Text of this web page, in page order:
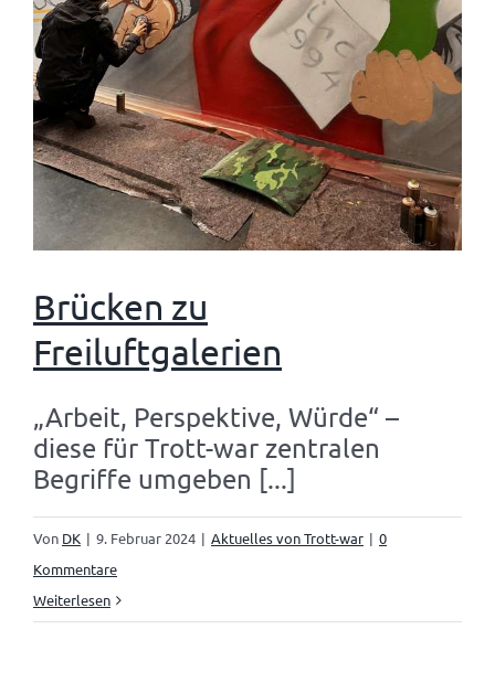
Brücken zu
Freiluftgalerien
„Arbeit, Perspektive, Würde“ –
diese für Trott-war zentralen
Begriffe umgeben [...]
Von DK | 9. Februar 2024 | Aktuelles von Trott-war | 0
Kommentare
Weiterlesen